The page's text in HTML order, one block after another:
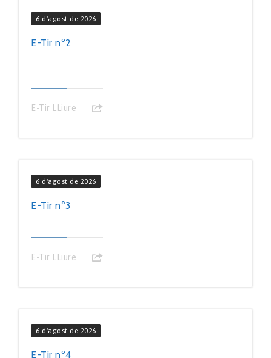
6 d'agost de 2026
E-Tir nº2
E-Tir LLiure
6 d'agost de 2026
E-Tir nº3
E-Tir LLiure
6 d'agost de 2026
E-Tir nº4